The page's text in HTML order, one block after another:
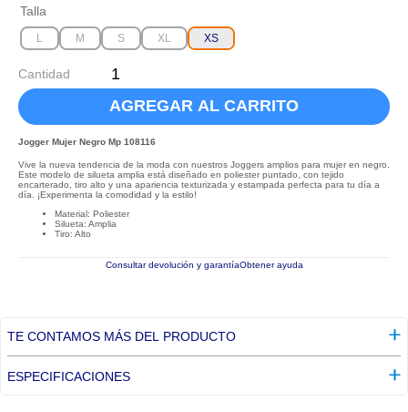
Talla
L M S XL XS
Cantidad
AGREGAR AL CARRITO
Jogger Mujer Negro Mp 108116
Vive la nueva tendencia de la moda con nuestros Joggers amplios para mujer en negro.
Este modelo de silueta amplia está diseñado en poliester puntado, con tejido
encarterado, tiro alto y una apariencia texturizada y estampada perfecta para tu día a
día. ¡Experimenta la comodidad y la estilo!
Material: Poliester
Silueta: Amplia
Tiro: Alto
Consultar devolución y garantíaObtener ayuda
TE CONTAMOS MÁS DEL PRODUCTO
ESPECIFICACIONES